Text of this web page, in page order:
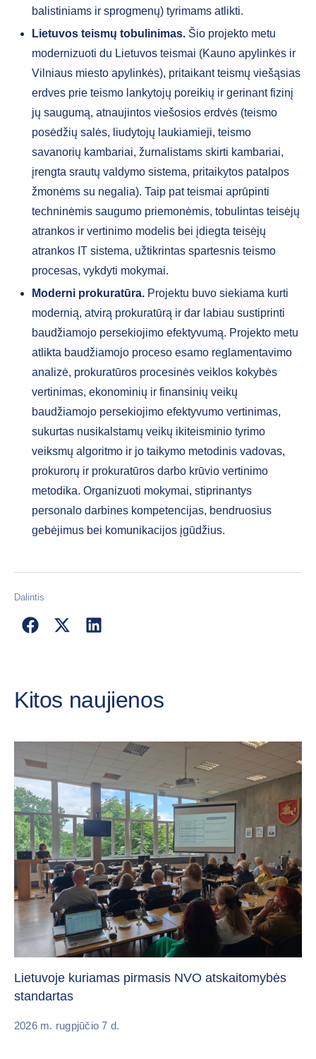
balistiniams ir sprogmenų) tyrimams atlikti.
Lietuvos teismų tobulinimas. Šio projekto metu
modernizuoti du Lietuvos teismai (Kauno apylinkės ir
Vilniaus miesto apylinkės), pritaikant teismų viešąsias
erdves prie teismo lankytojų poreikių ir gerinant fizinį
jų saugumą, atnaujintos viešosios erdvės (teismo
posėdžių salės, liudytojų laukiamieji, teismo
savanorių kambariai, žurnalistams skirti kambariai,
įrengta srautų valdymo sistema, pritaikytos patalpos
žmonėms su negalia). Taip pat teismai aprūpinti
techninėmis saugumo priemonėmis, tobulintas teisėjų
atrankos ir vertinimo modelis bei įdiegta teisėjų
atrankos IT sistema, užtikrintas spartesnis teismo
procesas, vykdyti mokymai.
Moderni prokuratūra. Projektu buvo siekiama kurti
modernią, atvirą prokuratūrą ir dar labiau sustiprinti
baudžiamojo persekiojimo efektyvumą. Projekto metu
atlikta baudžiamojo proceso esamo reglamentavimo
analizė, prokuratūros procesinės veiklos kokybės
vertinimas, ekonominių ir finansinių veikų
baudžiamojo persekiojimo efektyvumo vertinimas,
sukurtas nusikalstamų veikų ikiteisminio tyrimo
veiksmų algoritmo ir jo taikymo metodinis vadovas,
prokurorų ir prokuratūros darbo krūvio vertinimo
metodika. Organizuoti mokymai, stiprinantys
personalo darbines kompetencijas, bendruosius
gebėjimus bei komunikacijos įgūdžius.
Dalintis
Kitos naujienos
Lietuvoje kuriamas pirmasis NVO atskaitomybės
standartas
2026 m. rugpjūčio 7 d.